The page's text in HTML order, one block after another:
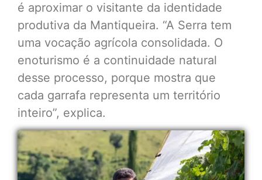
é aproximar o visitante da identidade
produtiva da Mantiqueira. “A Serra tem
uma vocação agrícola consolidada. O
enoturismo é a continuidade natural
desse processo, porque mostra que
cada garrafa representa um território
inteiro”, explica.